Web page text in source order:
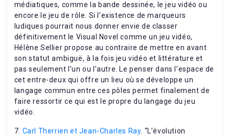
médiatiques, comme la bande dessinée, le jeu vidéo ou
encore le jeu de rôle. Si l’existence de marqueurs
ludiques pourrait nous donner envie de classer
définitivement le Visual Novel comme un jeu vidéo,
Hélène Sellier propose au contraire de mettre en avant
son statut ambiguë, à la fois jeu vidéo et littérature et
pas seulement l’un ou l’autre. Le penser dans l’espace de
cet entre-deux qui offre un lieu où se développe un
langage commun entre ces pôles permet finalement de
faire ressortir ce qui est le propre du langage du jeu
vidéo.
7. Carl Therrien et Jean-Charles Ray. “L’évolution